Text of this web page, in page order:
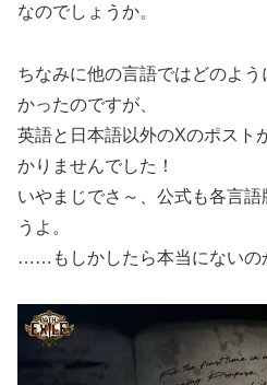
なのでしょうか。
ちなみに他の言語ではどのよ
かったのですが、
英語と日本語以外のXのポスト
かりませんでした！
いやまじでさ～、公式も各言
うよ。
……もしかしたら本当にないの